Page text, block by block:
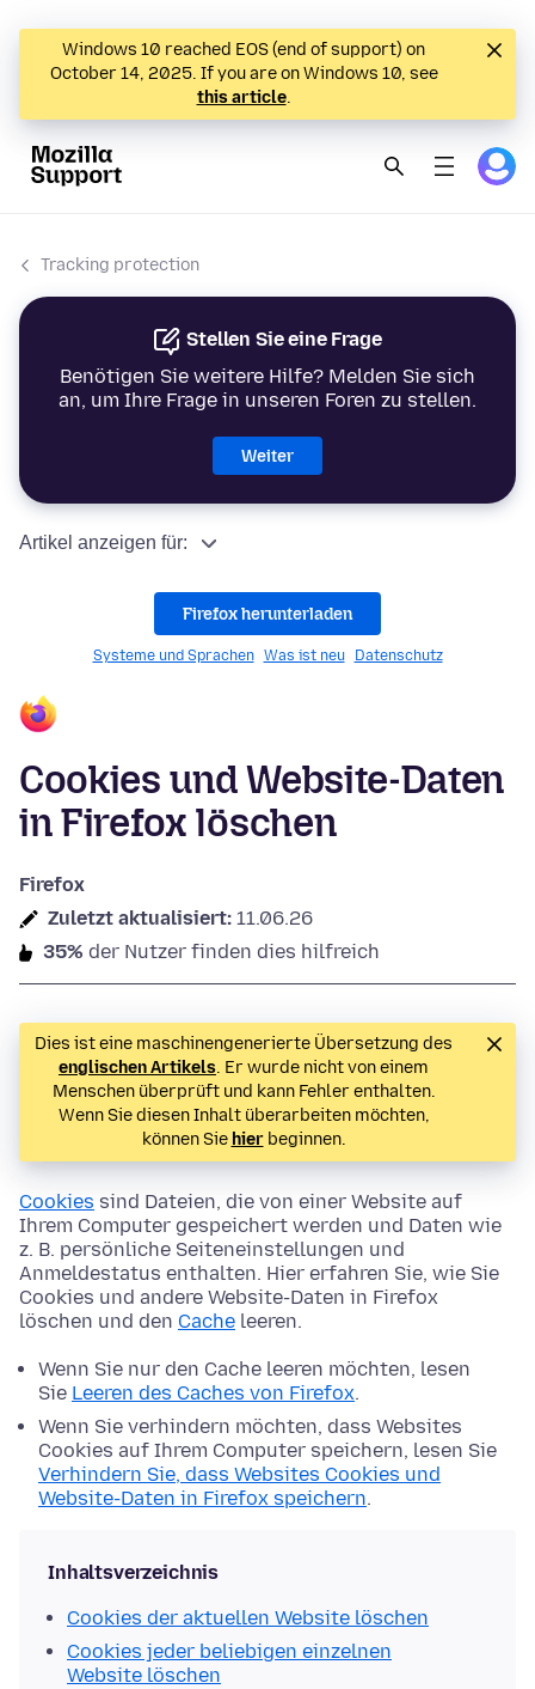
Windows 10 reached EOS (end of support) on
October 14, 2025. If you are on Windows 10, see
this article.
Tracking protection
Stellen Sie eine Frage
Benötigen Sie weitere Hilfe? Melden Sie sich
an, um Ihre Frage in unseren Foren zu stellen.
Weiter
Artikel anzeigen für:
Firefox herunterladen
Systeme und Sprachen Was ist neu Datenschutz
Cookies und Website-Daten
in Firefox löschen
Firefox
Zuletzt aktualisiert: 11.06.26
35% der Nutzer finden dies hilfreich
Dies ist eine maschinengenerierte Übersetzung des
englischen Artikels. Er wurde nicht von einem
Menschen überprüft und kann Fehler enthalten.
Wenn Sie diesen Inhalt überarbeiten möchten,
können Sie hierbeginnen.
Cookies sind Dateien, die von einer Website auf
Ihrem Computer gespeichert werden und Daten wie
z. B. persönliche Seiteneinstellungen und
Anmeldestatus enthalten. Hier erfahren Sie, wie Sie
Cookies und andere Website-Daten in Firefox
löschen und den Cache leeren.
Wenn Sie nur den Cache leeren möchten, lesen
Sie Leeren des Caches von Firefox.
Wenn Sie verhindern möchten, dass Websites
Cookies auf Ihrem Computer speichern, lesen Sie
Verhindern Sie, dass Websites Cookies und
Website-Daten in Firefox speichern.
Inhaltsverzeichnis
Cookies der aktuellen Website löschen
Cookies jeder beliebigen einzelnen
Website löschen